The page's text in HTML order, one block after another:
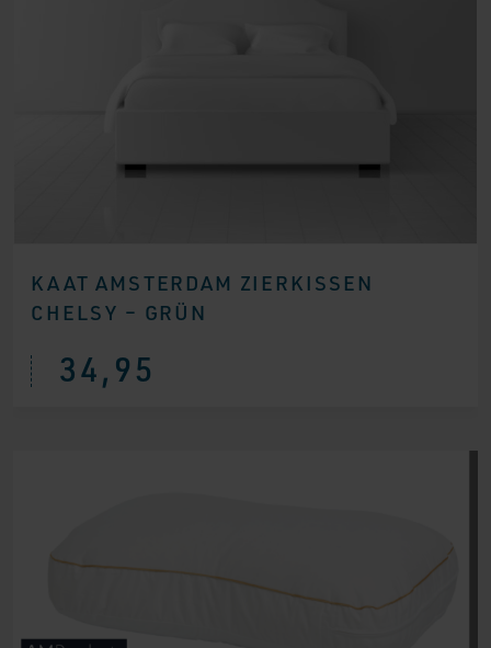
KAAT AMSTERDAM ZIERKISSEN
CHELSY – GRÜN
34,95